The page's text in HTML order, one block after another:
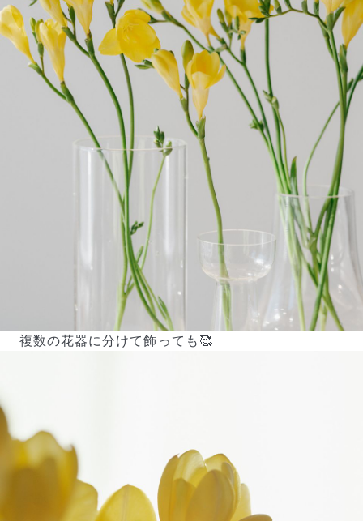
お花をベストなタイミングで発送しているため、お届け日の
指定はできません。受け取り時間帯は、発送後にクロネコヤ
マトのアプリから変更可能です。
Q. 注文後にキャンセルできますか？
ご注文後一定時間内であればキャンセル可能です。
複数の花器に分けて飾っても🥰